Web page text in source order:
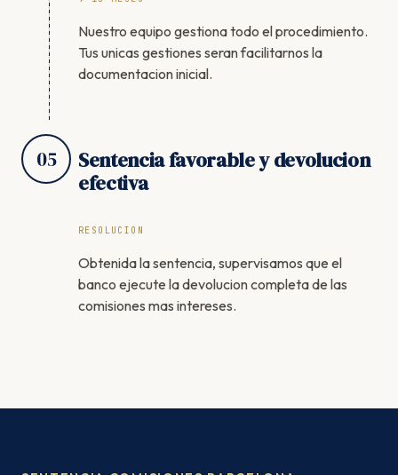
Nuestro equipo gestiona todo el procedimiento.
Tus unicas gestiones seran facilitarnos la
documentacion inicial.
05
Sentencia favorable y devolucion
efectiva
RESOLUCION
Obtenida la sentencia, supervisamos que el
banco ejecute la devolucion completa de las
comisiones mas intereses.